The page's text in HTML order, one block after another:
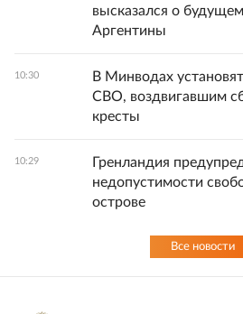
высказался о
Аргентины
10:30
В Минводах
СВО, воздвигавшим
кресты
10:29
Гренландия
недопустимости
острове
Все новости